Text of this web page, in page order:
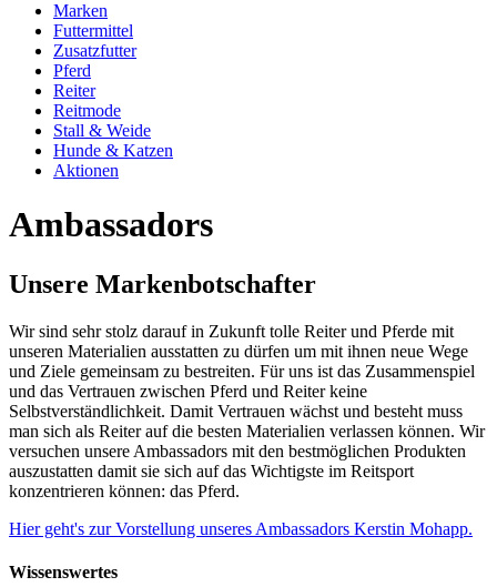
Marken
Futtermittel
Zusatzfutter
Pferd
Reiter
Reitmode
Stall & Weide
Hunde & Katzen
Aktionen
Ambassadors
Unsere Markenbotschafter
Wir sind sehr stolz darauf in Zukunft tolle Reiter und Pferde mit
unseren Materialien ausstatten zu dürfen um mit ihnen neue Wege
und Ziele gemeinsam zu bestreiten. Für uns ist das Zusammenspiel
und das Vertrauen zwischen Pferd und Reiter keine
Selbstverständlichkeit. Damit Vertrauen wächst und besteht muss
man sich als Reiter auf die besten Materialien verlassen können. Wir
versuchen unsere Ambassadors mit den bestmöglichen Produkten
auszustatten damit sie sich auf das Wichtigste im Reitsport
konzentrieren können: das Pferd.
Hier geht's zur Vorstellung unseres Ambassadors Kerstin Mohapp.
Wissenswertes